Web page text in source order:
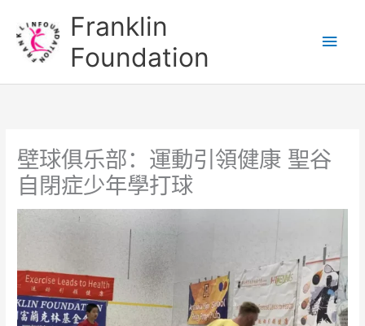
Franklin
Foundation
菜
单
壁球俱乐部：運動引領健康 聖谷
自閉症少年學打球